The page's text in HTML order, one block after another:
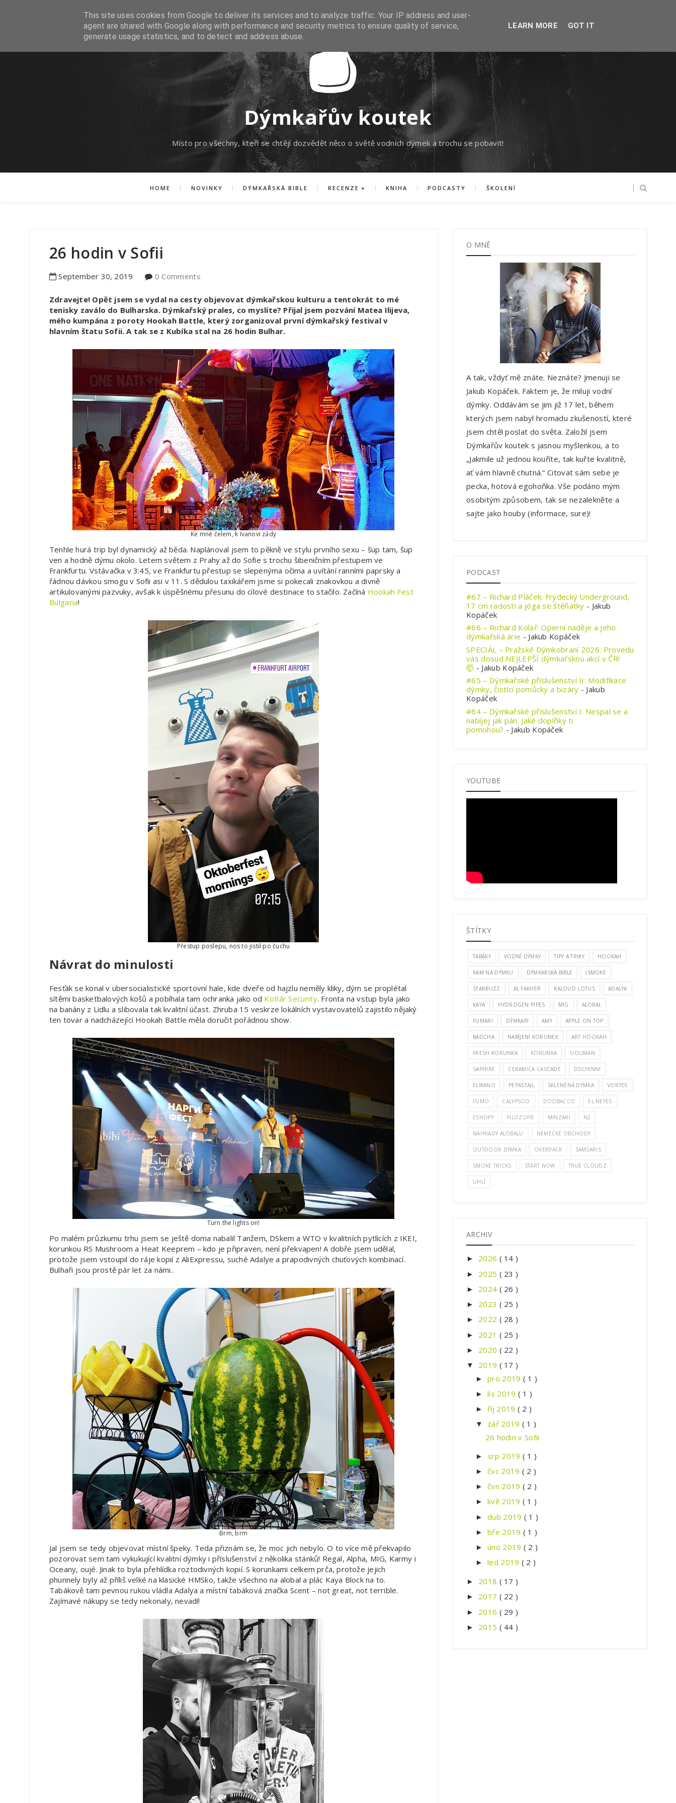
Dýmkařův koutek
Místo pro všechny, kteří se chtějí dozvědět něco o světě vodních dýmek a trochu se pobavit!
HOME NOVINKY DÝMKAŘSKÁ BIBLE RECENZE KNIHA PODCASTY ŠKOLENÍ
26 hodin v Sofii
September 30, 2019 0 Comments
Zdravejte! Opět jsem se vydal na cesty objevovat dýmkařskou kulturu a tentokrát to mé
tenisky zaválo do Bulharska. Dýmkařský prales, co myslíte? Přijal jsem pozvání Matea Ilijeva,
mého kumpána z poroty Hookah Battle, který zorganizoval první dýmkařský festival v
hlavním štatu Sofii. A tak se z Kubíka stal na 26 hodin Bulhar.
Ke mně čelem, k Ivanovi zády
Tenhle hurá trip byl dynamický až běda. Naplánoval jsem to pěkně ve stylu prvního sexu – šup tam, šup
ven a hodně dýmu okolo. Letem světem z Prahy až do Sofie s trochu šibeničním přestupem ve
Frankfurtu. Vstávačka v 3:45, ve Frankfurtu přestup se slepenýma očima a uvítání ranními paprsky a
řádnou dávkou smogu v Sofii asi v 11. S dědulou taxikářem jsme si pokecali znakovkou a divně
artikulovanými pazvuky, avšak k úspěšnému přesunu do cílové destinace to stačilo. Začíná Hookah Fest
Bulgaria!
Přestup poslepu, nos to jistil po čuchu
Návrat do minulosti
Fesťák se konal v übersocialistické sportovní hale, kde dveře od hajzlu neměly kliky, dým se proplétal
sítěmi basketbalových košů a pobíhala tam ochranka jako od Kotlár Security. Fronta na vstup byla jako
na banány z Lidlu a slibovala tak kvalitní účast. Zhruba 15 veskrze lokálních vystavovatelů zajistilo nějaký
ten tovar a nadcházející Hookah Battle měla doručit pořádnou show.
Turn the lights on!
Po malém průzkumu trhu jsem se ještě doma nabalil Tanžem, DSkem a WTO v kvalitních pytlících z IKEI,
korunkou RS Mushroom a Heat Keeprem – kdo je připraven, není překvapen! A dobře jsem udělal,
protože jsem vstoupil do ráje kopií z AliExpressu, suché Adalye a prapodivných chuťových kombinací.
Bulhaři jsou prostě pár let za námi..
Brm, brm
Jal jsem se tedy objevovat místní špeky. Teda přiznám se, že moc jich nebylo. O to více mě překvapilo
pozorovat sem tam vykukující kvalitní dýmky i příslušenství z několika stánků! Regal, Alpha, MIG, Karmy i
Oceany, oujé. Jinak to byla přehlídka roztodivných kopií. S korunkami celkem prča, protože jejich
phunnely byly až příliš velké na klasické HMSko, takže všechno na alobal a plác Kaya Block na to.
Tabákově tam pevnou rukou vládla Adalya a místní tabáková značka Scent – not great, not terrible.
Zajímavé nákupy se tedy nekonaly, nevadí!
O MNĚ
A tak, vždyť mě znáte. Neznáte? Jmenuji se
Jakub Kopáček. Faktem je, že miluji vodní
dýmky. Oddávám se jim již 17 let, během
kterých jsem nabyl hromadu zkušeností, které
jsem chtěl poslat do světa. Založil jsem
Dýmkařův koutek s jasnou myšlenkou, a to
„Jakmile už jednou kouříte, tak kuřte kvalitně,
ať vám hlavně chutná.“ Citovat sám sebe je
pecka, hotová egohoňka. Vše podáno mým
osobitým způsobem, tak se nezalekněte a
sajte jako houby (informace, sure)!
PODCAST
#67 – Richard Pláček: Frýdecký Underground,
17 cm radosti a jóga se štěňátky - Jakub
Kopáček
#66 – Richard Kolař: Operní naděje a jeho
dýmkařská árie - Jakub Kopáček
SPECIÁL – Pražské Dýmkobraní 2026: Provedu
vás dosud NEJLEPŠÍ dýmkařskou akcí v ČR!
🤯 - Jakub Kopáček
#65 – Dýmkařské příslušenství II: Modifikace
dýmky, čistící pomůcky a bizáry - Jakub
Kopáček
#64 – Dýmkařské příslušenství I: Nespal se a
nabíjej jak pán. Jaké doplňky ti
pomohou? - Jakub Kopáček
YOUTUBE
ŠTÍTKY
TABÁKY VODNÍ DÝMKY TIPY A TRIKY HOOKAH
KAM NA DÝMKU DÝMKAŘSKÁ BIBLE ISMOKE
STARBUZZ AL FAKHER KALOUD LOTUS ADALYA
KAYA HYDROGEN PIPES MIG ALOBAL
FUMARI DÝMKAŘI AMY APPLE ON TOP
BADCHA NABÍJENÍ KORUNEK ART HOOKAH
FRESH KORUNKA KORUNKA ODUMAN
SAPHIRE CERAMICA CASCADE DSCHINNI
ELWANO PEPASTAJL SKLENĚNÁ DÝMKA VORTEX
FUMO CALYPSOO DOOBACCO EL NEFES
ESHOPY FILOZOFIE MINZARI N2
NÁHRADY ALOBALU NĚMECKÉ OBCHODY
OUTDOOR DÝMKA OVERPACK SAMSARIS
SMOKE TRICKS START NOW TRUE CLOUDZ
UHLÍ
ARCHIV
► 2026 ( 14 )
► 2025 ( 23 )
► 2024 ( 26 )
► 2023 ( 25 )
► 2022 ( 28 )
► 2021 ( 25 )
► 2020 ( 22 )
▼ 2019 ( 17 )
►pro 2019 ( 1 )
►lis 2019 ( 1 )
► říj 2019 ( 2 )
▼ zář 2019 ( 1 )
26 hodin v Sofii
►srp 2019 ( 1 )
►čvc 2019 ( 2 )
►čvn 2019 ( 2 )
►kvě 2019 ( 1 )
►dub 2019 ( 1 )
►bře 2019 ( 1 )
►úno 2019 ( 2 )
►led 2019 ( 2 )
► 2018 ( 17 )
► 2017 ( 22 )
► 2016 ( 29 )
► 2015 ( 44 )
This site uses cookies from Google to deliver its services and to analyze traffic. Your IP address and user-
agent are shared with Google along with performance and security metrics to ensure quality of service,
generate usage statistics, and to detect and address abuse.
LEARN MORE GOT IT